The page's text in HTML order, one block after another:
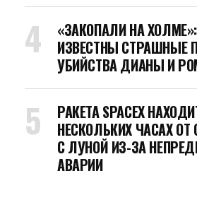
«ЗАКОПАЛИ НА
ИЗВЕСТНЫ СТРАШНЫЕ
УБИЙСТВА ДИАНЫ И
РАКЕТА SPACEX
НЕСКОЛЬКИХ ЧАСАХ
С ЛУНОЙ ИЗ-ЗА
АВАРИИ